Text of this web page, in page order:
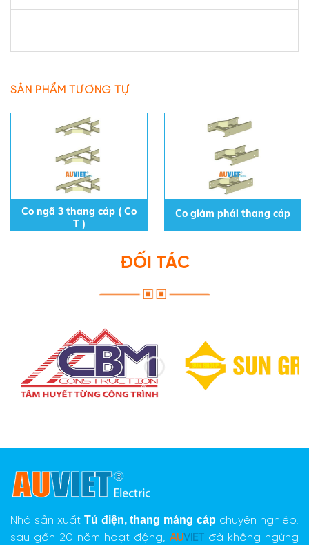
SẢN PHẨM TƯƠNG TỰ
Co ngã 3 thang cáp ( Co
T )
Co giảm phải thang cáp
ĐỐI TÁC
Nhà sản xuất Tủ điện,thang máng cáp chuyên nghiệp,
sau gần 20 năm hoạt động, AUVIET đã không ngừng